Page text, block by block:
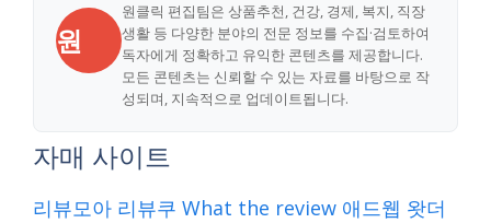
원
원클릭 편집팀은 상품추천, 건강, 경제, 복지, 직장
생활 등 다양한 분야의 전문 정보를 수집·검토하여
독자에게 정확하고 유익한 콘텐츠를 제공합니다.
모든 콘텐츠는 신뢰할 수 있는 자료를 바탕으로 작
성되며, 지속적으로 업데이트됩니다.
자매 사이트
리뷰모아 리뷰쿠 What the review 애드웹 왓더